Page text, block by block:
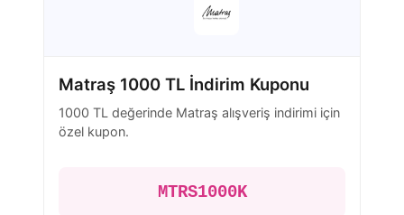
Matraş 1000 TL İndirim Kuponu
1000 TL değerinde Matraş alışveriş indirimi için
özel kupon.
MTRS1000K